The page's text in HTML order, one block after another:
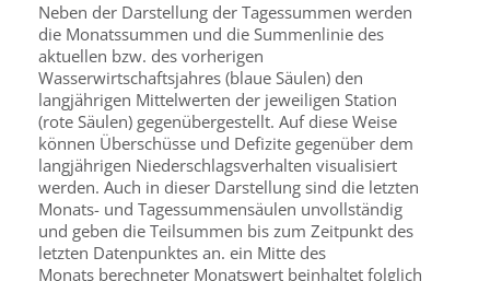
Neben der Darstellung der Tagessummen werden
die Monatssummen und die Summenlinie des
aktuellen bzw. des vorherigen
Wasserwirtschaftsjahres (blaue Säulen) den
langjährigen Mittelwerten der jeweiligen Station
(rote Säulen) gegenübergestellt. Auf diese Weise
können Überschüsse und Defizite gegenüber dem
langjährigen Niederschlagsverhalten visualisiert
werden. Auch in dieser Darstellung sind die letzten
Monats- und Tagessummensäulen unvollständig
und geben die Teilsummen bis zum Zeitpunkt des
letzten Datenpunktes an. ein Mitte des
Monats berechneter Monatswert beinhaltet folglich